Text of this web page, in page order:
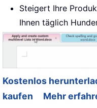
Steigert Ihre
Ihnen täglich
Kostenlos
kaufen
Mehr